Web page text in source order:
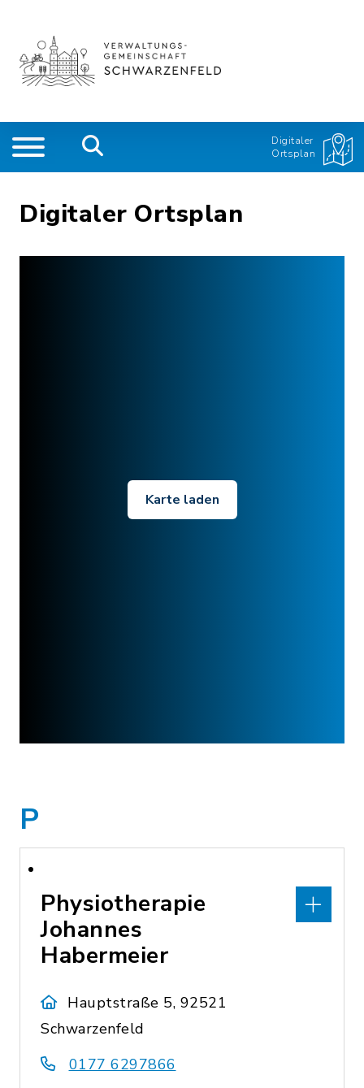
Digitaler
Ortsplan
Digitaler Ortsplan
Karte laden
P
Physiotherapie
Johannes
Habermeier
Hauptstraße 5, 92521
Schwarzenfeld
0177 6297866